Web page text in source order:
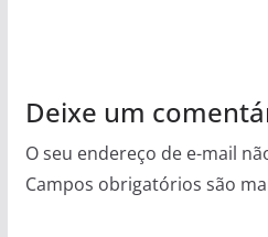
Deixe um
O seu endereço de e-mail
Campos obrigatórios são